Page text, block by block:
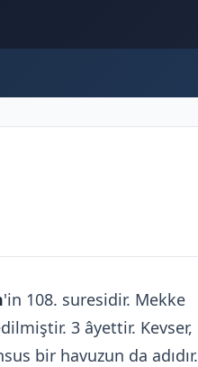
'in 108. suresidir. Mekke
3 âyettir. Kevser,
bir havuzun da adıdır.